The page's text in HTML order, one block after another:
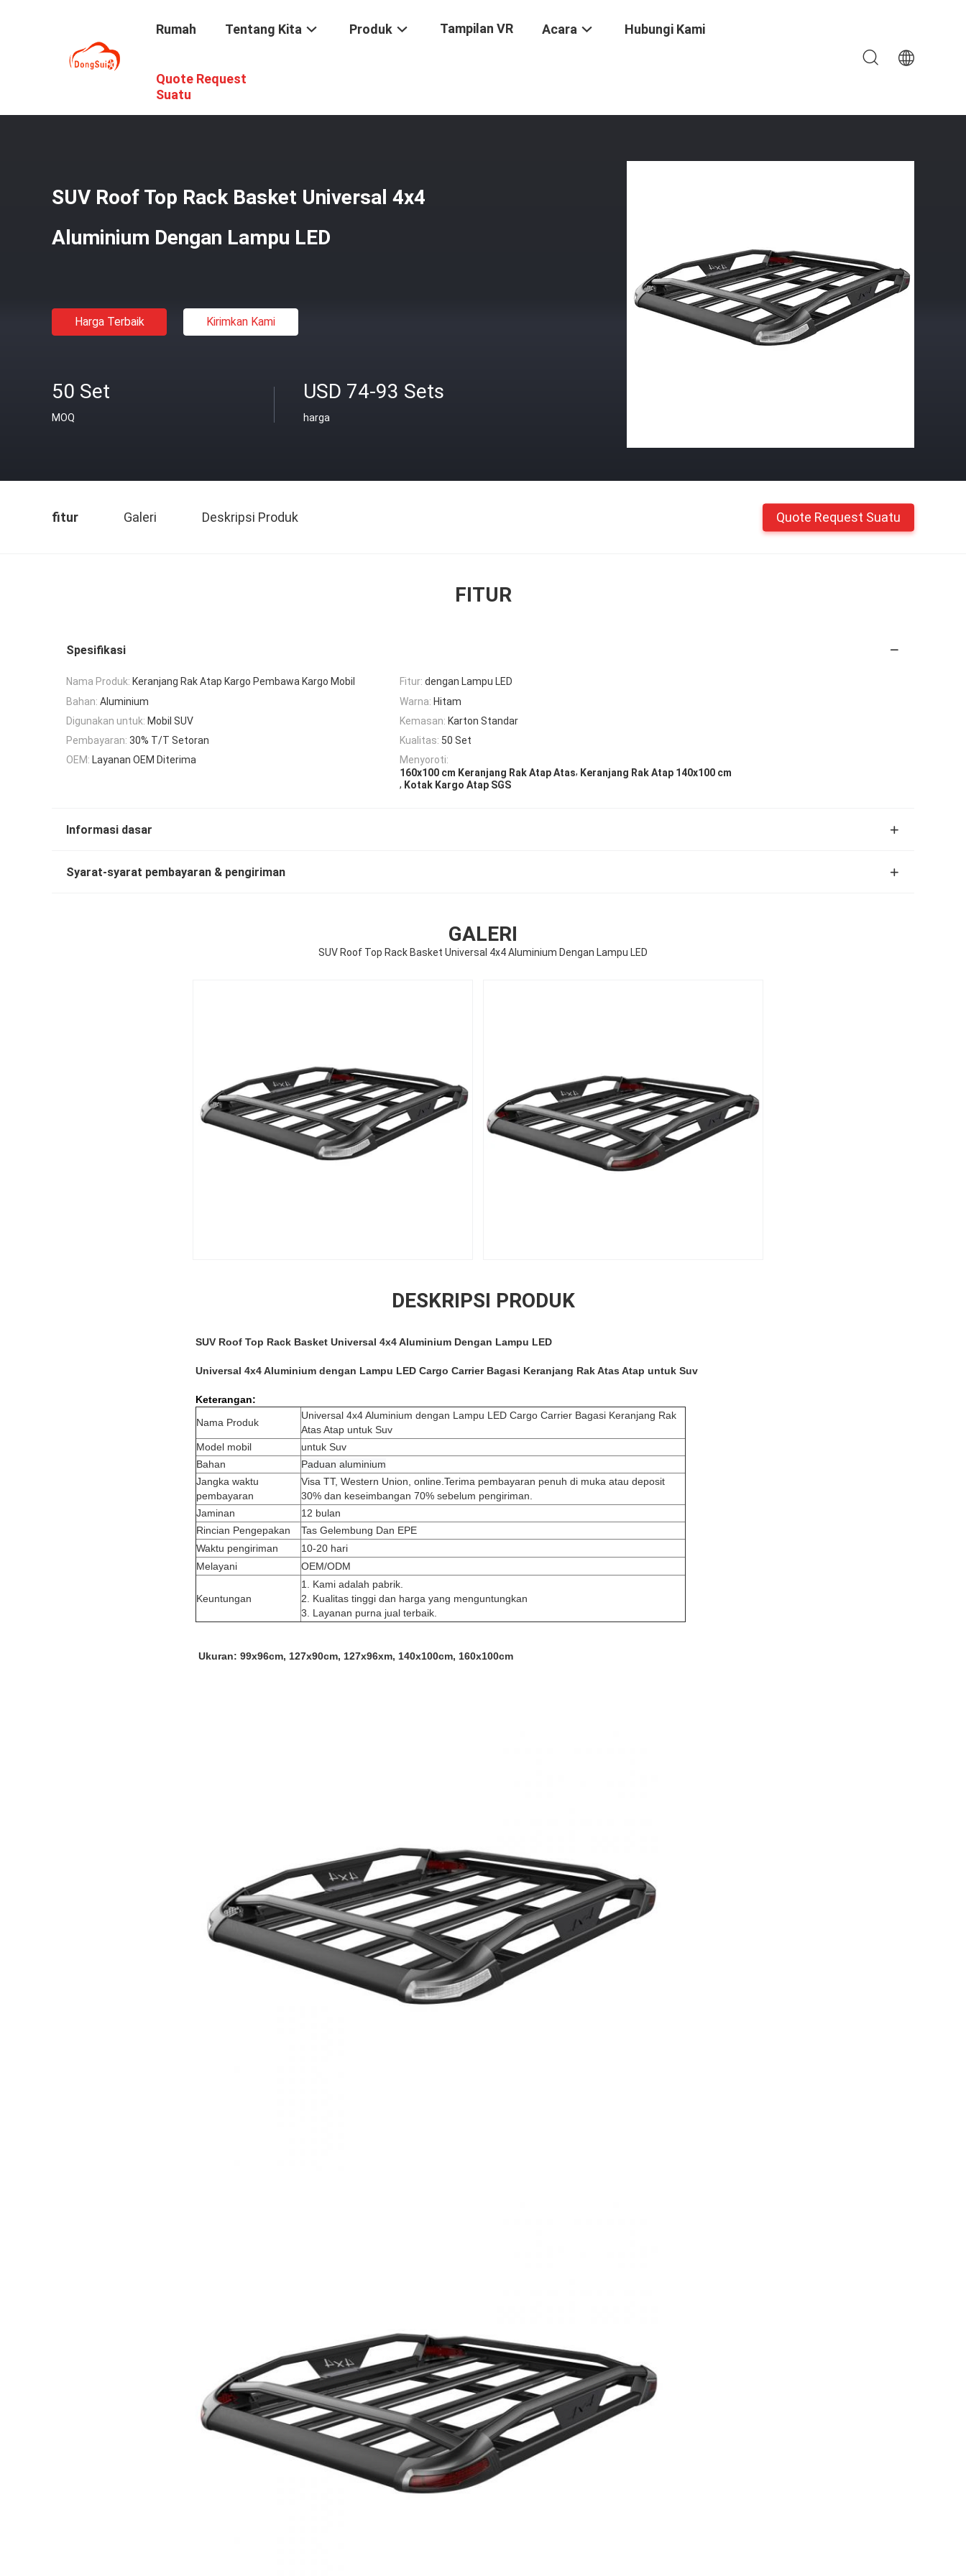
Rumah Tentang Kita Produk Tampilan VR Acara Hubungi Kami
Quote Request
Suatu
Rak Atap Mobil / SUV Roof Top Rack Basket Universal 4x4 Aluminium Dengan Lampu LED
SUV Roof Top Rack Basket Universal 4x4
Aluminium Dengan Lampu LED
Harga Terbaik Kirimkan Kami
50 Set
MOQ
USD 74-93 Sets
harga
fitur Galeri Deskripsi Produk Quote Request Suatu
FITUR
Spesifikasi
Nama Produk: Keranjang Rak Atap Kargo Pembawa Kargo Mobil Fitur: dengan Lampu LED
Bahan: Aluminium Warna: Hitam
Digunakan untuk: Mobil SUV Kemasan: Karton Standar
Pembayaran: 30% T/T Setoran Kualitas: 50 Set
OEM: Layanan OEM Diterima
Menyoroti:
160x100 cm Keranjang Rak Atap Atas, Keranjang Rak Atap 140x100 cm
, Kotak Kargo Atap SGS
Informasi dasar
Syarat-syarat pembayaran & pengiriman
GALERI
SUV Roof Top Rack Basket Universal 4x4 Aluminium Dengan Lampu LED
DESKRIPSI PRODUK
SUV Roof Top Rack Basket Universal 4x4 Aluminium Dengan Lampu LED
Universal 4x4 Aluminium dengan Lampu LED Cargo Carrier Bagasi Keranjang Rak Atas Atap untuk Suv
Keterangan:
Nama Produk
Universal 4x4 Aluminium dengan Lampu LED Cargo Carrier Bagasi Keranjang Rak
Atas Atap untuk Suv
Model mobil
untuk Suv
Bahan
Paduan aluminium
Jangka waktu
pembayaran
Visa TT, Western Union, online.Terima pembayaran penuh di muka atau deposit
30% dan keseimbangan 70% sebelum pengiriman.
Jaminan
12 bulan
Rincian Pengepakan
Tas Gelembung Dan EPE
Waktu pengiriman
10-20 hari
Melayani
OEM/ODM
Keuntungan
1. Kami adalah pabrik.
2. Kualitas tinggi dan harga yang menguntungkan
3. Layanan purna jual terbaik.
Ukuran: 99x96cm, 127x90cm, 127x96xm, 140x100cm, 160x100cm